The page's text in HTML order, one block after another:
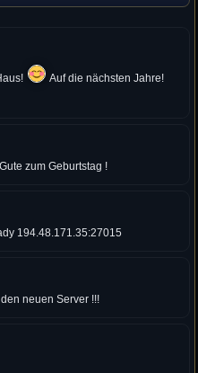
Auf die nächsten Jahre!
zum Geburtstag !
194.48.171.35:27015
neuen Server !!!